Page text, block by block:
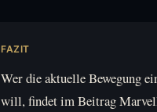
FAZIT
Wer die aktuelle Bewegung
will, findet im Beitrag